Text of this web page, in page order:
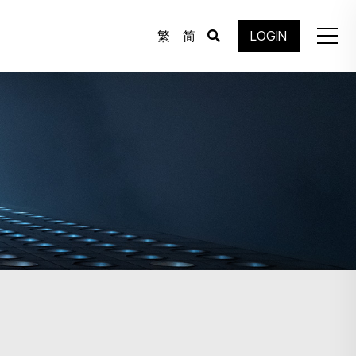
繁 简 LOGIN